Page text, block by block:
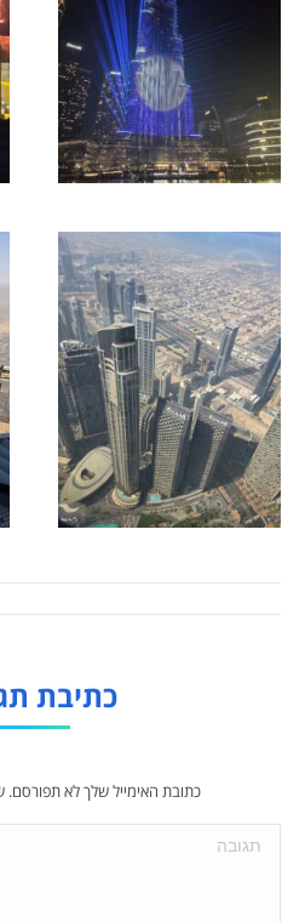
Album
כתיבת
כתובת האימייל שלך לא
תגובה